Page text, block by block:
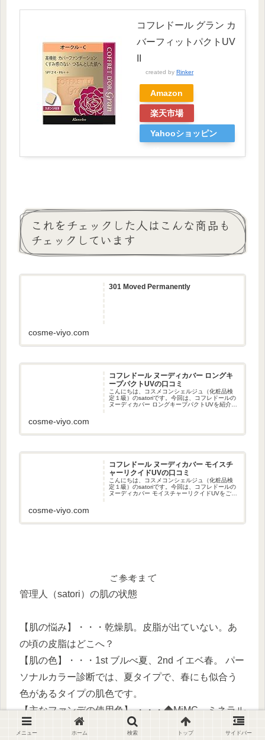
コフレドール グラン カ
バーフィットパクトUV
created by Rinker
Amazon
楽天市場
Yahooショッピン
これをチェックした人はこんな商品も
チェックしています
301 Moved Permanently
cosme-viyo.com
コフレドール ヌーディカバー ロングキ
ープパクトUVの口コミ
こんにちは、コスメコンシェルジュ（化粧品検
定１級）のsatoriです。今回は、コフレドールの
ヌーディカバー ロングキープパクトUVを紹介し
cosme-viyo.com
コフレドール ヌーディカバー モイスチ
ャーリクイドUVの口コミ
こんにちは、コスメコンシェルジュ（化粧品検
定１級）のsatoriです。今回は、コフレドールの
ヌーディカバー モイスチャーリクイドUVをご紹
cosme-viyo.com
ご参考まで
管理人（satori）の肌の状態
【肌の悩み】・・・乾燥肌。皮脂が出ていない。あ
の頃の皮脂はどこへ？
【肌の色】・・・1st ブルべ夏、2nd イエベ春。 パー
ソナルカラー診断では、夏タイプで、春にも似合う
色があるタイプの肌色です。
【主なファンデの使用色】 ・・・◆MiMC ミネラル
リキッドリーファンデーション ・・・
メニュー ホーム 検索 トップ サイドバー